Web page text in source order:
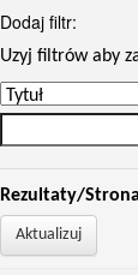
Dodaj filtr:
Uzyj filtrów aby
Rezultaty/Strona